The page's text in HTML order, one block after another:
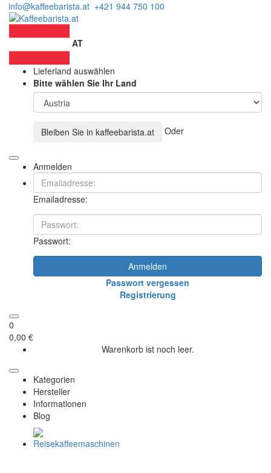
info@kaffeebarista.at +421 944 750 100
AT
Lieferland auswählen
Bitte wählen Sie Ihr Land
Bleiben Sie in kaffeebarista.at Oder
Anmelden
Emailadresse:
Passwort:
Anmelden
Passwort vergessen
Registrierung
0
0,00 €
Warenkorb ist noch leer.
Kategorien
Hersteller
Informationen
Blog